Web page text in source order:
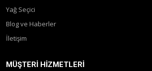
Yağ Seçici
Blog ve Haberler
İletişim
MÜŞTERI HIZMETLERI